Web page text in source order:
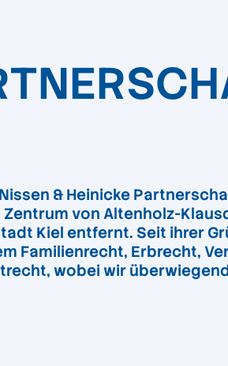
& Heinicke
von Altenholz-
Kiel entfernt. Seit ihrer
Familienrecht, Erbrecht,
wobei wir